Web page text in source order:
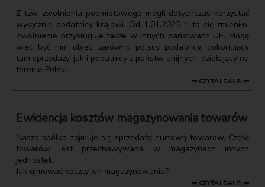
Z tzw. zwolnienia podmiotowego mogli dotychczas korzystać
wyłącznie podatnicy krajowi. Od 1.01.2025 r. to się zmieniło.
Zwolnienie przysługuje także w innych państwach UE. Mogą
więc być nim objęci zarówno polscy podatnicy, dokonujący
tam sprzedaży, jak i podatnicy z państw unijnych, działający na
terenie Polski.
⇒ CZYTAJ DALEJ ⇐
Ewidencja kosztów magazynowania towarów
Nasza spółka zajmuje się sprzedażą hurtową towarów. Część
towarów jest przechowywana w magazynach innych
jednostek.
Jak ujmować koszty ich magazynowania?
⇒ CZYTAJ DALEJ ⇐